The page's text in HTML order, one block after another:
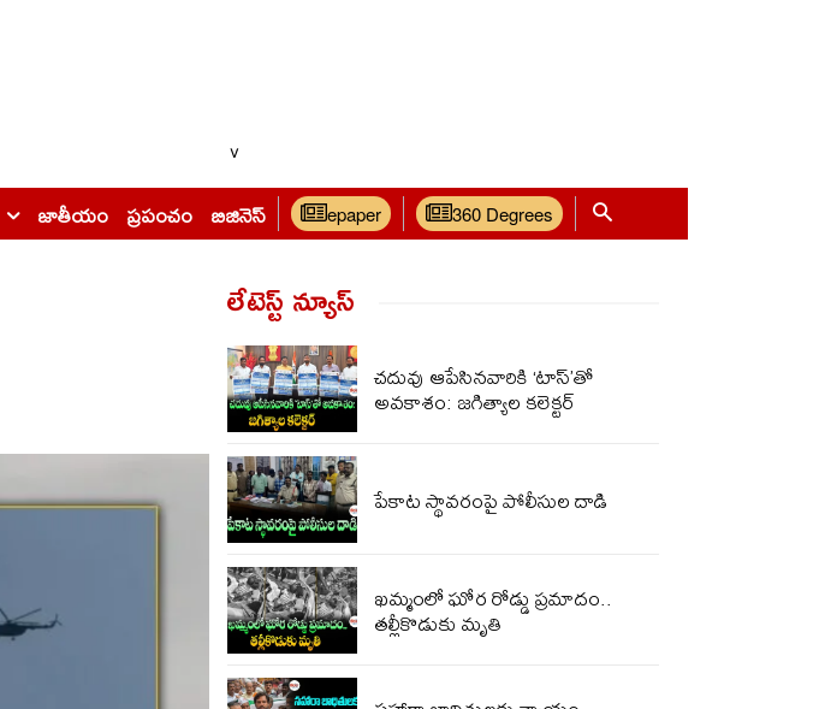
v
జాతీయం ప్రపంచం బిజినెస్ epaper 360 Degrees
లేటెస్ట్ న్యూస్‌
చదువు ఆపేసినవారికి ‘టాస్‌’తో
అవకాశం: జగిత్యాల కలెక్టర్
పేకాట స్థావరంపై పోలీసుల‌ దాడి
ఖమ్మంలో ఘోర రోడ్డు ప్రమాదం..
తల్లీకొడుకు మృతి